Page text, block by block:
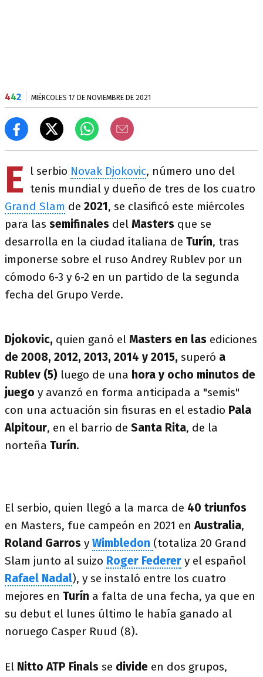
442 MIÉRCOLES 17 DE NOVIEMBRE DE 2021
E l serbio Novak Djokovic, número uno del
tenis mundial y dueño de tres de los cuatro
Grand Slam de 2021, se clasificó este miércoles
para las semifinales del Masters que se
desarrolla en la ciudad italiana de Turín, tras
imponerse sobre el ruso Andrey Rublev por un
cómodo 6-3 y 6-2 en un partido de la segunda
fecha del Grupo Verde.
Djokovic, quien ganó el Masters en las ediciones
de 2008, 2012, 2013, 2014 y 2015, superó a
Rublev (5) luego de una hora y ocho minutos de
juego y avanzó en forma anticipada a "semis"
con una actuación sin fisuras en el estadio Pala
Alpitour, en el barrio de Santa Rita, de la
norteña Turín.
El serbio, quien llegó a la marca de 40 triunfos
en Masters, fue campeón en 2021 enAustralia,
Roland Garros y Wimbledon (totaliza 20 Grand
Slam junto al suizo Roger Federer y el español
Rafael Nadal), y se instaló entre los cuatro
mejores en Turín a falta de una fecha, ya que en
su debut el lunes último le había ganado al
noruego Casper Ruud (8).
El Nitto ATP Finals se divide en dos grupos,